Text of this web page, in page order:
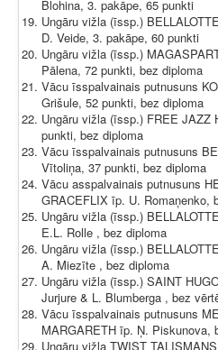
Blohina, 3. pakāpe, 65 punkti
Ungāru vižla (īssp.)
D. Veide, 3. pakāpe, 60 punkti
Ungāru vižla (īssp.)
Pālena, 72 punkti, bez diploma
Vācu īsspalvainais putnusuns
Grišule, 52 punkti, bez diploma
Ungāru vižla (īssp.) FREE JAZZ
punkti, bez diploma
Vācu īsspalvainais putnusuns
Vītoliņa, 37 punkti, bez diploma
Vācu asspalvainais putnusuns
GRACEFLIX īp. U. Romaņenko,
Ungāru vižla (īssp.)
E.L. Rolle , bez diploma
Ungāru vižla (īssp.)
A. Miezīte , bez diploma
Ungāru vižla (īssp.) SAINT
Jurjure & L. Blumberga , bez
Vācu īsspalvainais putnusuns
MARGARETH īp. Ņ. Piskunova,
Ungāru vižla TWIST